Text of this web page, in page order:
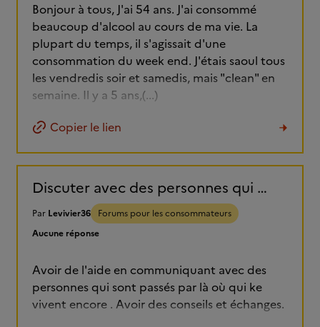
Bonjour à tous, J'ai 54 ans. J'ai consommé
beaucoup d'alcool au cours de ma vie. La
plupart du temps, il s'agissait d'une
consommation du week end. J'étais saoul tous
les vendredis soir et samedis, mais "clean" en
semaine. Il y a 5 ans,(...)
Copier le lien
Discuter avec des personnes qui ont arrêter de boire
Par Levivier36
Forums pour les consommateurs
Aucune réponse
Avoir de l'aide en communiquant avec des
personnes qui sont passés par là où qui ke
vivent encore . Avoir des conseils et échanges.